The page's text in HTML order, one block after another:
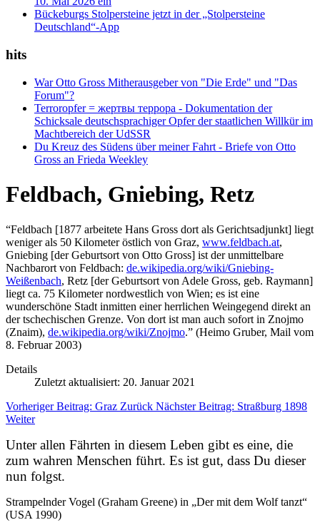
Bückeburgs Stolpersteine jetzt in der „Stolpersteine
Deutschland“-App
hits
War Otto Gross Mitherausgeber von "Die Erde" und "Das
Forum"?
Terroropfer = жертвы террора - Dokumentation der
Schicksale deutschsprachiger Opfer der staatlichen Willkür im
Machtbereich der UdSSR
Du Kreuz des Südens über meiner Fahrt - Briefe von Otto
Gross an Frieda Weekley
Feldbach, Gniebing, Retz
“Feldbach [1877 arbeitete Hans Gross dort als Gerichtsadjunkt] liegt
weniger als 50 Kilometer östlich von Graz, www.feldbach.at,
Gniebing [der Geburtsort von Otto Gross] ist der unmittelbare
Nachbarort von Feldbach: de.wikipedia.org/wiki/Gniebing-
Weißenbach, Retz [der Geburtsort von Adele Gross, geb. Raymann]
liegt ca. 75 Kilometer nordwestlich von Wien; es ist eine
wunderschöne Stadt inmitten einer herrlichen Weingegend direkt an
der tschechischen Grenze. Von dort ist man auch sofort in Znojmo
(Znaim), de.wikipedia.org/wiki/Znojmo.” (Heimo Gruber, Mail vom
8. Februar 2003)
Details
Zuletzt aktualisiert: 20. Januar 2021
Vorheriger Beitrag: Graz Zurück Nächster Beitrag: Straßburg 1898
Weiter
Unter allen Fährten in diesem Leben gibt es eine, die
zum wahren Menschen führt. Es ist gut, dass Du dieser
nun folgst.
Strampelnder Vogel (Graham Greene) in „Der mit dem Wolf tanzt“
(USA 1990)